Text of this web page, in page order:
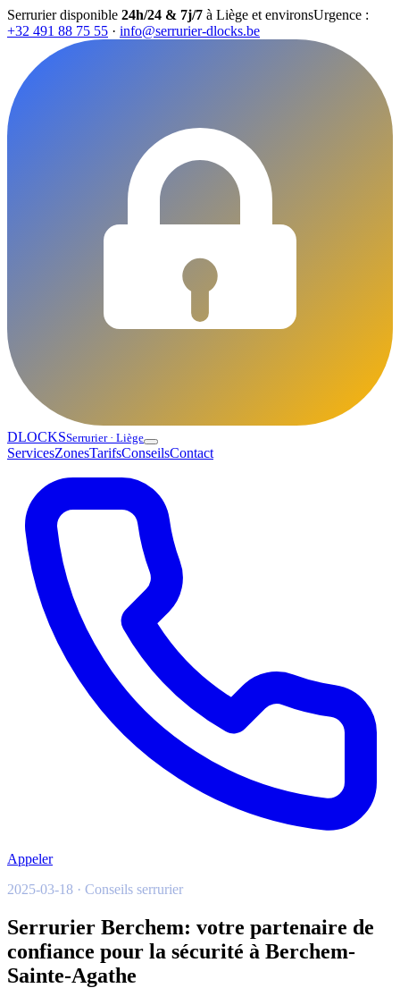
Serrurier disponible 24h/24 & 7j/7 à Liège et environsUrgence :
+32 491 88 75 55 · info@serrurier-dlocks.be
DLOCKSSerrurier · Liège
ServicesZonesTarifsConseilsContact
Appeler
2025-03-18 · Conseils serrurier
Serrurier Berchem: votre partenaire de
confiance pour la sécurité à Berchem-
Sainte-Agathe